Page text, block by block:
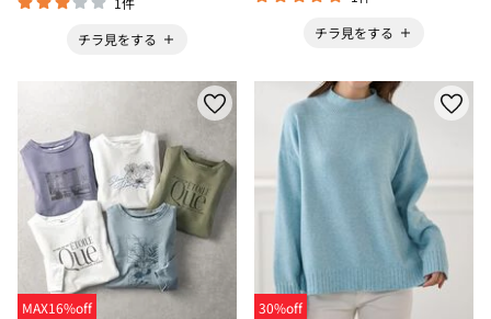
チラ見をする
チラ見をする
MAX16%off 30%off